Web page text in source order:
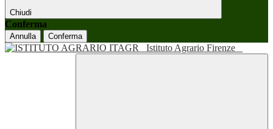
Chiudi
Conferma
Annulla Conferma
Istituto Agrario Firenze